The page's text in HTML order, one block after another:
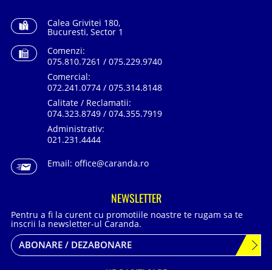
Calea Grivitei 180,
Bucuresti, Sector 1
Comenzi:
075.810.7261 / 075.229.9740
Comercial:
072.241.0774 / 075.314.8148
Calitate / Reclamatii:
074.323.8749 / 074.355.7919
Administrativ:
021.231.4444
Email: office@caranda.ro
NEWSLETTER
Pentru a fi la curent cu promotiile noastre te rugam sa te
inscrii la newsletter-ul Caranda.
ABONARE / DEZABONARE